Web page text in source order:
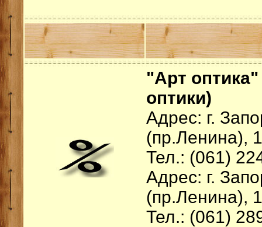
"Арт
оптики)
Адрес: г.
(пр.Ленина),
Тел.: (061)
Адрес: г.
(пр.Ленина),
Тел.: (061)